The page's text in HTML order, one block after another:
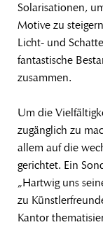
Solarisationen,
Motive zu
Licht- und
fantastische
zusammen.
Um die
zugänglich zu
allem auf die
gerichtet. Ein
„Hartwig uns
zu
Kantor